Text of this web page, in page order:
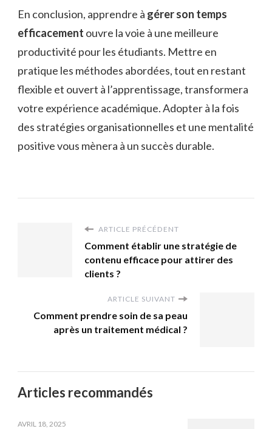
En conclusion, apprendre à gérer son temps
efficacement ouvre la voie à une meilleure
productivité pour les étudiants. Mettre en
pratique les méthodes abordées, tout en restant
flexible et ouvert à l’apprentissage, transformera
votre expérience académique. Adopter à la fois
des stratégies organisationnelles et une mentalité
positive vous mènera à un succès durable.
ARTICLE PRÉCÉDENT
Comment établir une stratégie de
contenu efficace pour attirer des
clients ?
ARTICLE SUIVANT
Comment prendre soin de sa peau
après un traitement médical ?
Articles recommandés
AVRIL 18, 2025